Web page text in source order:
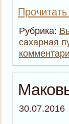
Рубрика:
сахарная
30.07.2016